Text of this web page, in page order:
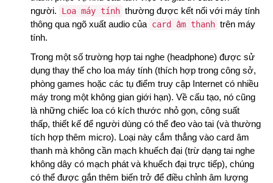
người.
Loa máy tính thường được kết nối với máy tính
thông qua ngõ xuất audio của card âm thanh trên máy
tính.
Trong một số trường hợp tai nghe (headphone) được sử
dụng thay thế cho loa máy tính (thích hợp trong công sở,
phòng games hoặc các tụ điểm truy cập Internet có nhiều
máy trong một không gian giới hạn). Về cấu tạo, nó cũng
là những chiếc loa có kích thước nhỏ gọn, công suất
thấp, thiết kế để người dùng có thể đeo vào tai (và thường
tích hợp thêm micro). Loại này cắm thẳng vào card âm
thanh mà không cần mạch khuếch đại (trừ dạng tai nghe
không dây có mạch phát và khuếch đại trực tiếp), chúng
có thể được gắn thêm biến trở để điều chỉnh âm lượng